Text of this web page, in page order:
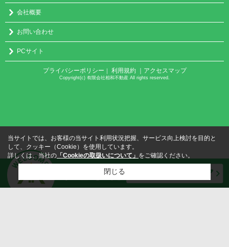
会社概要
お問い合わせ
PCサイト
プライバシーポリシー ｜ 利用規約 ｜アクセスマップ
Copyright(c) 有限会社相和不動産 All rights reserved.
当サイトでは、お客様の当サイト利用状況把握、サービス向上検討を目的と
して、クッキー（Cookie）を使用しています。
詳しくは、当社の 「Cookieの取扱いについて」 をご確認ください。
閉じる